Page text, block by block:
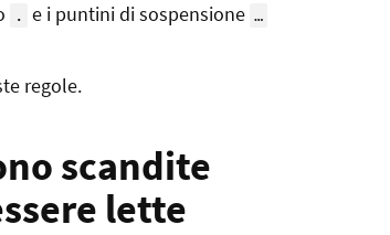
. e i puntini di sospensione …
regole.
scandite
lette